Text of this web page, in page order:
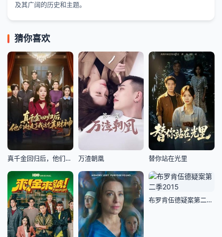
及其广阔的历史和主题。
猜你喜欢
真千金回归后，他们赶走了我这个真财神 万渣朝凰 替你站在光里
布罗肯伍德疑案第二季2015